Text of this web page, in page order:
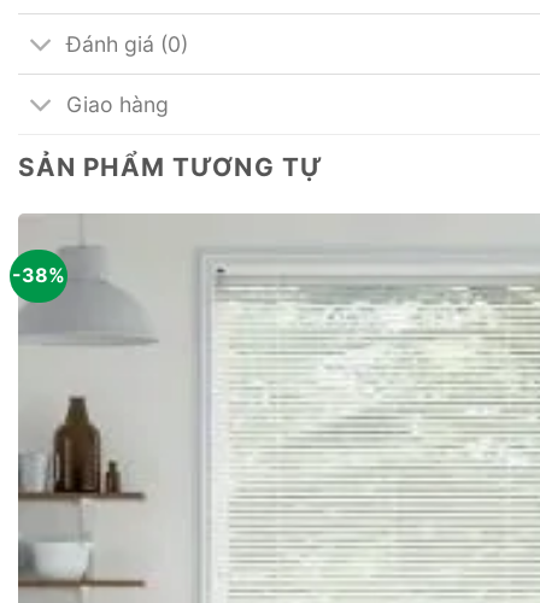
Đánh giá (0)
Giao hàng
SẢN PHẨM TƯƠNG TỰ
-38%